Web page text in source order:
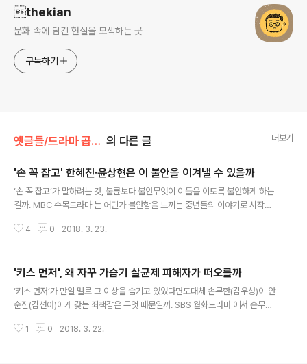
thekian
문화 속에 담긴 현실을 모색하는 곳
구독하기
옛글들/드라마 곱씹기 의 다른 글 더보기
'손 꼭 잡고' 한혜진·윤상현은 이 불안을 이겨낼 수 있을까
‘손 꼭 잡고’가 말하려는 것, 불륜보다 불안무엇이 이들을 이토록 불안하게 하는
걸까. MBC 수목드라마 는 어딘가 불안함을 느끼는 중년들의 이야기로 시작했
주(한혜진). 한 때는 ‘아시아의 가우디’, 천재적인 건축가라는 소리를 들었지만
기뻐 넘어지는 모습까지 보여준다. 검사에서 종양이 아니라는 판정을 받은 것.
하지만 지나치게 기뻐하는 그 모습 자체가 어딘가 불안감을 만들었다. 그것은
김도영도 마찬가지다. 그는 굴지의 기업으로부터 건축설계 제안을 받게 된다.
4 0 2018. 3. 23.
'키스 먼저', 왜 자꾸 가습기 살균제 피해자가 떠오를까
‘키스 먼저’가 만일 멜로 그 이상을 숨기고 있었다면도대체 손무한(감우성)이 안
순진(김선아)에게 갖는 죄책감은 무엇 때문일까. SBS 월화드라마 에서 손무한
까 하는 의구심이 계속해서 제기되고 있다. 그것은 드라마 초반부터 에필로그를
1 0 2018. 3. 22.